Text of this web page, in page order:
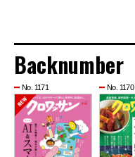
Backnumber
No. 1171 No. 1170